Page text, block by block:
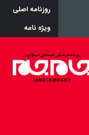
روزنامه اصلی
ویژه نامه